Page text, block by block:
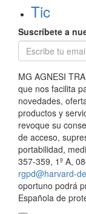
Tic
Suscríbete a
MG AGNESI
que nos facilita
novedades,
productos y
revoque su
de acceso,
portabilidad,
357-359, 1º A,
rgpd@harvard-
oportuno podrá
Española de